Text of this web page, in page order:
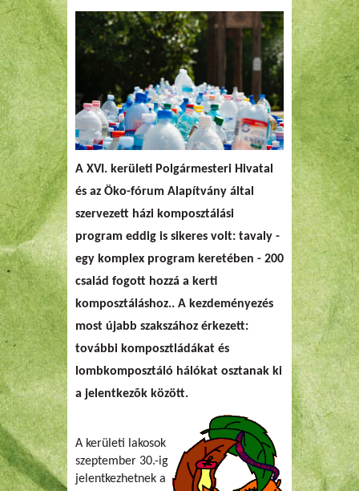
A XVI. kerületi Polgármesteri Hivatal
és az Öko-fórum Alapítvány által
szervezett házi komposztálási
program eddig is sikeres volt: tavaly -
egy komplex program keretében - 200
család fogott hozzá a kerti
komposztáláshoz.. A kezdeményezés
most újabb szakszához érkezett:
további komposztládákat és
lombkomposztáló hálókat osztanak ki
a jelentkezõk között.
A kerületi lakosok
szeptember 30.-ig
jelentkezhetnek a